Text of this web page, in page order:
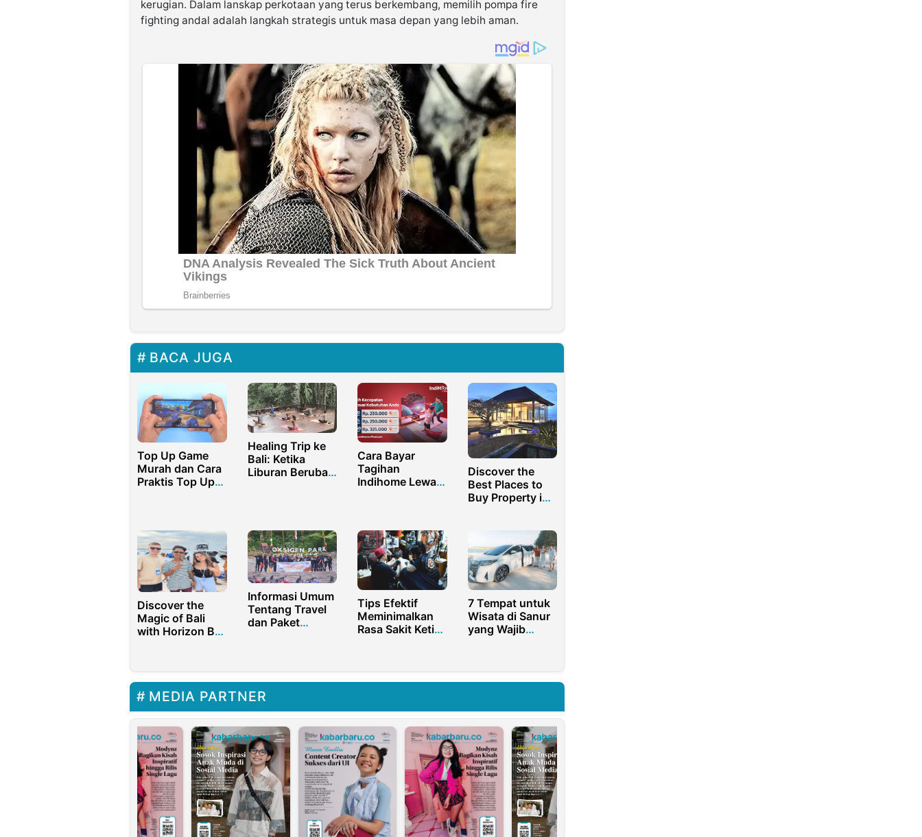
kerugian. Dalam lanskap perkotaan yang terus berkembang, memilih pompa fire
fighting andal adalah langkah strategis untuk masa depan yang lebih aman.
BACA JUGA
Top Up Game
Murah dan Cara
Praktis Top Up
Healing Trip ke
Bali: Ketika
Liburan Berubah
Cara Bayar
Tagihan
Indihome Lewat
Discover the
Best Places to
Buy Property in
Discover the
Magic of Bali
with Horizon Bali
Informasi Umum
Tentang Travel
dan Paket
Tips Efektif
Meminimalkan
Rasa Sakit Ketika
7 Tempat untuk
Wisata di Sanur
yang Wajib
MEDIA PARTNER